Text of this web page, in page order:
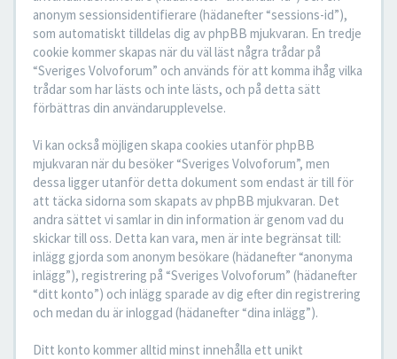
anonym sessionsidentifierare (hädanefter “sessions-id”),
som automatiskt tilldelas dig av phpBB mjukvaran. En tredje
cookie kommer skapas när du väl läst några trådar på
“Sveriges Volvoforum” och används för att komma ihåg vilka
trådar som har lästs och inte lästs, och på detta sätt
förbättras din användarupplevelse.
Vi kan också möjligen skapa cookies utanför phpBB
mjukvaran när du besöker “Sveriges Volvoforum”, men
dessa ligger utanför detta dokument som endast är till för
att täcka sidorna som skapats av phpBB mjukvaran. Det
andra sättet vi samlar in din information är genom vad du
skickar till oss. Detta kan vara, men är inte begränsat till:
inlägg gjorda som anonym besökare (hädanefter “anonyma
inlägg”), registrering på “Sveriges Volvoforum” (hädanefter
“ditt konto”) och inlägg sparade av dig efter din registrering
och medan du är inloggad (hädanefter “dina inlägg”).
Ditt konto kommer alltid minst innehålla ett unikt